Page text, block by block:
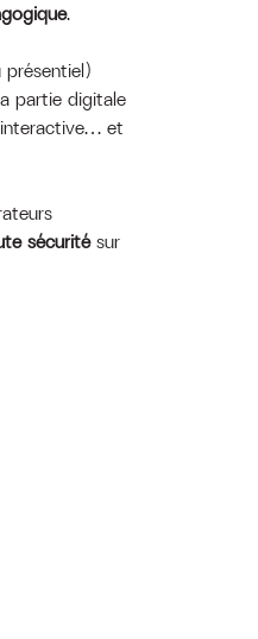
.
partie digitale
et
sécuritésur